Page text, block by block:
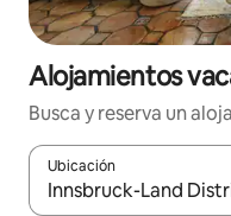
Alojamientos
Busca y reserva un
Ubicación
Cuando los resultados